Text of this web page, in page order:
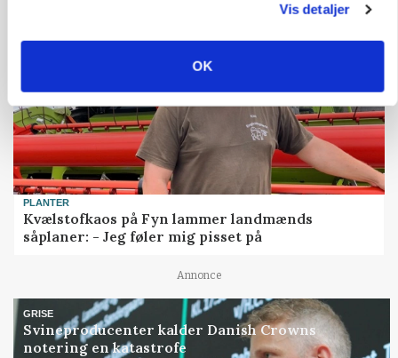
Vis detaljer
OK
PLANTER
Kvælstofkaos på Fyn lammer landmænds
såplaner: - Jeg føler mig pisset på
Annonce
GRISE
Svineproducenter kalder Danish Crowns
notering en katastrofe